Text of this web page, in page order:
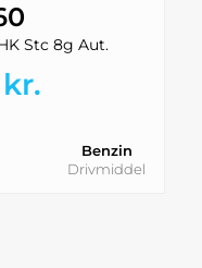
Stc 8g Aut.
Benzin
Drivmiddel